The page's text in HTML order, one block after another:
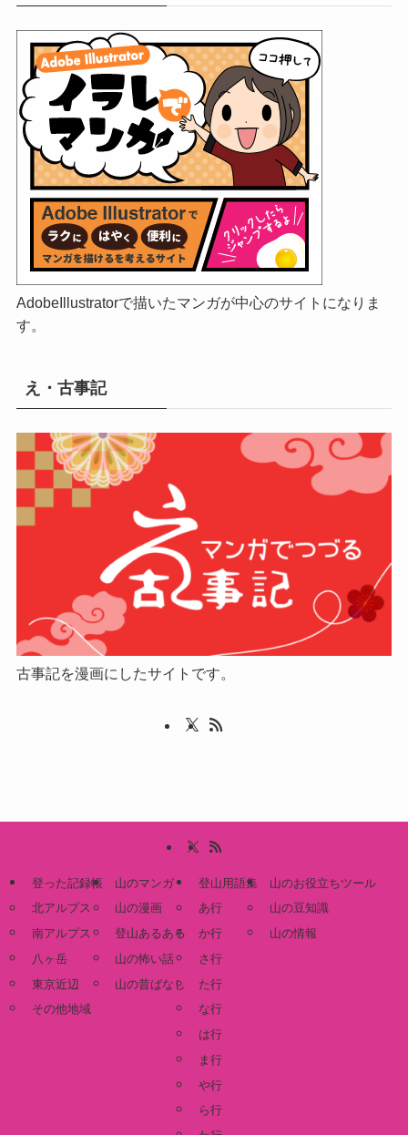
AdobeIllustratorで描いたマンガが中心のサイトになりま
す。
え・古事記
古事記を漫画にしたサイトです。
登った記録帳
北アルプス
南アルプス
八ヶ岳
東京近辺
その他地域
山のマンガ
山の漫画
登山あるある
山の怖い話
山の昔ばなし
登山用語集
あ行
か行
さ行
た行
な行
は行
ま行
や行
ら行
山のお役立ちツール
山の豆知識
山の情報